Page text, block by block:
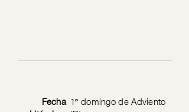
Fecha 1º domingo de Adviento